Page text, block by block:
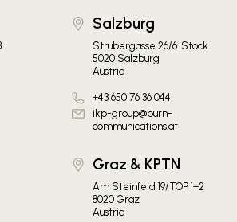
Salzburg
Strubergasse 26/6. Stock
5020 Salzburg
Austria
+43 650 76 36 044
ikp-group@burn-
communications.at
Graz & KPTN
Am Steinfeld 19/TOP 1+2
8020 Graz
Austria